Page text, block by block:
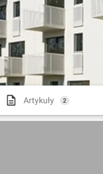
Artykuły 2